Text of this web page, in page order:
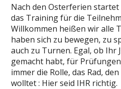
Nach den Osterferien
das Training für die
Willkommen heißen wir alle
haben sich zu bewegen, zu
auch zu Turnen. Egal, ob Ihr
gemacht habt, für
immer die Rolle, das Rad,
wolltet : Hier seid IHR richtig.